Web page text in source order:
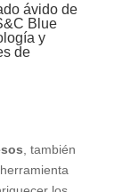
ávido de
Blue
y
de
, también